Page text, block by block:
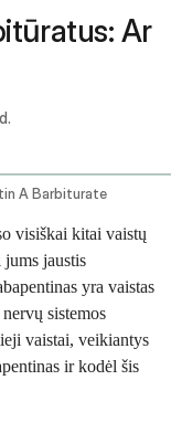
Ar
A Barbiturate
visiškai kitai vaistų
jums jaustis
yra vaistas
sistemos
vaistai, veikiantys
ir kodėl šis